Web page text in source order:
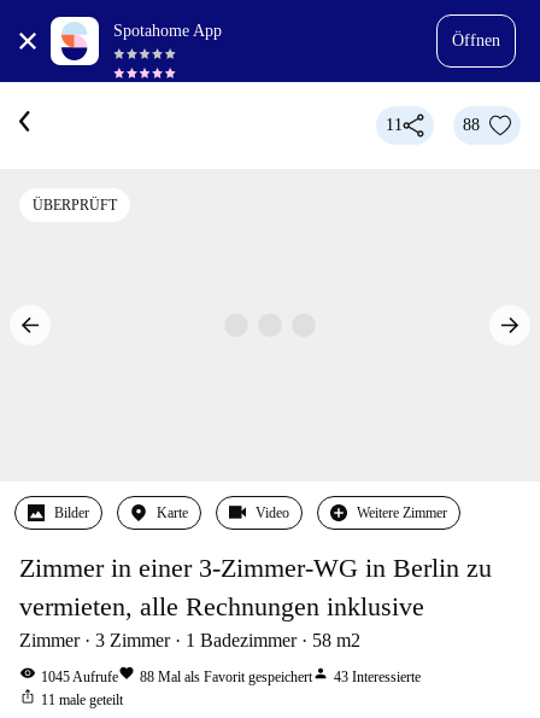
Spotahome App
Öffnen
11 88
ÜBERPRÜFT
Bilder Karte Video Weitere Zimmer
Zimmer in einer 3-Zimmer-WG in Berlin zu
vermieten, alle Rechnungen inklusive
Zimmer 3 Zimmer 1 Badezimmer 58 m2
visibility 1045Aufrufefavorite 88 Mal als Favorit gespeichertperson 43 Interessierte
ios_share 11 male geteilt